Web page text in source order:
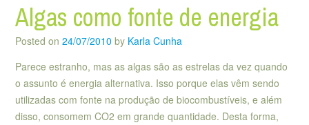
Algas como fonte de energia
Posted on 24/07/2010 by Karla Cunha
Parece estranho, mas as algas são as estrelas da vez quando
o assunto é energia alternativa. Isso porque elas vêm sendo
utilizadas com fonte na produção de biocombustíveis, e além
disso, consomem CO2 em grande quantidade. Desta forma,